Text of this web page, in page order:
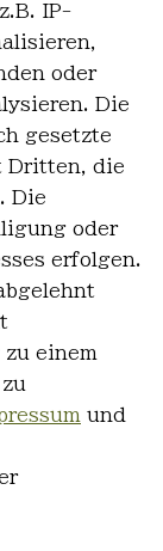
IP-
oder
Die
gesetzte
Dritten, die
Die
oder
erfolgen.
einem
und